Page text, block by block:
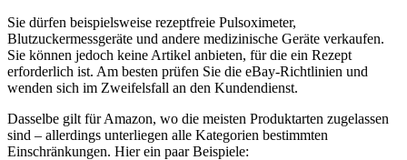
Sie dürfen beispielsweise rezeptfreie Pulsoximeter,
Blutzuckermessgeräte und andere medizinische Geräte verkaufen.
Sie können jedoch keine Artikel anbieten, für die ein Rezept
erforderlich ist. Am besten prüfen Sie die eBay-Richtlinien und
wenden sich im Zweifelsfall an den Kundendienst.
Dasselbe gilt für Amazon, wo die meisten Produktarten zugelassen
sind – allerdings unterliegen alle Kategorien bestimmten
Einschränkungen. Hier ein paar Beispiele: